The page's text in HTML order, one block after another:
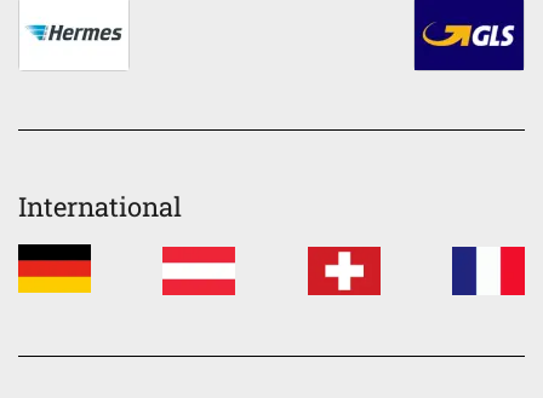
International